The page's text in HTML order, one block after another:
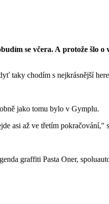
se včera. A protože šlo
taky chodím s nejkrásnější
jako tomu bylo v Gymplu.
asi až ve třetím pokračování,"
graffiti Pasta Oner,